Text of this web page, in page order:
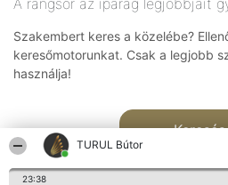
TURUL Bútor
23:38
A rangsor az iparág legjobbjait
Szakembert keres a közelébe?
keresőmotorunkat. Csak a legjobb
használja!
Keresés